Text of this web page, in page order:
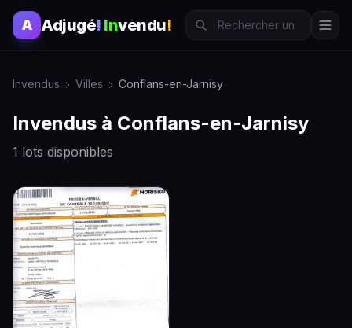
A Adjugé! Invendu!
Invendus Villes Conflans-en-Jarnisy
Invendus à Conflans-en-Jarnisy
1 lots disponibles